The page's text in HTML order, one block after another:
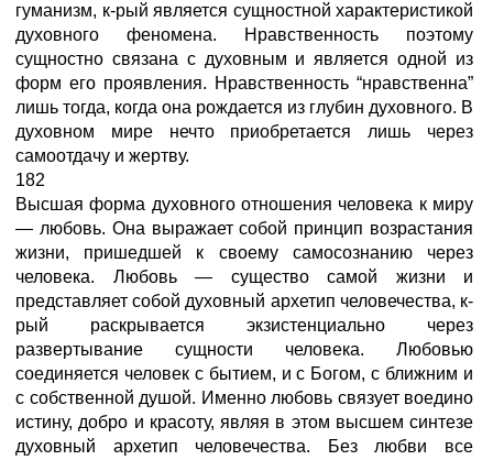
гуманизм, к-рый является сущностной характеристикой
духовного феномена. Нравственность поэтому
сущностно связана с духовным и является одной из
форм его проявления. Нравственность “нравственна”
лишь тогда, когда она рождается из глубин духовного. В
духовном мире нечто приобретается лишь через
самоотдачу и жертву.
182
Высшая форма духовного отношения человека к миру
— любовь. Она выражает собой принцип возрастания
жизни, пришедшей к своему самосознанию через
человека. Любовь — существо самой жизни и
представляет собой духовный архетип человечества, к-
рый раскрывается экзистенциально через
развертывание сущности человека. Любовью
соединяется человек с бытием, и с Богом, с ближним и
с собственной душой. Именно любовь связует воедино
истину, добро и красоту, являя в этом высшем синтезе
духовный архетип человечества. Без любви все